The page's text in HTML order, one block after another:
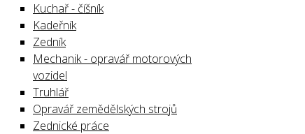
Kuchař - číšník
Kadeřník
Zedník
Mechanik - opravář motorových
vozidel
Truhlář
Opravář zemědělských strojů
Zednické práce